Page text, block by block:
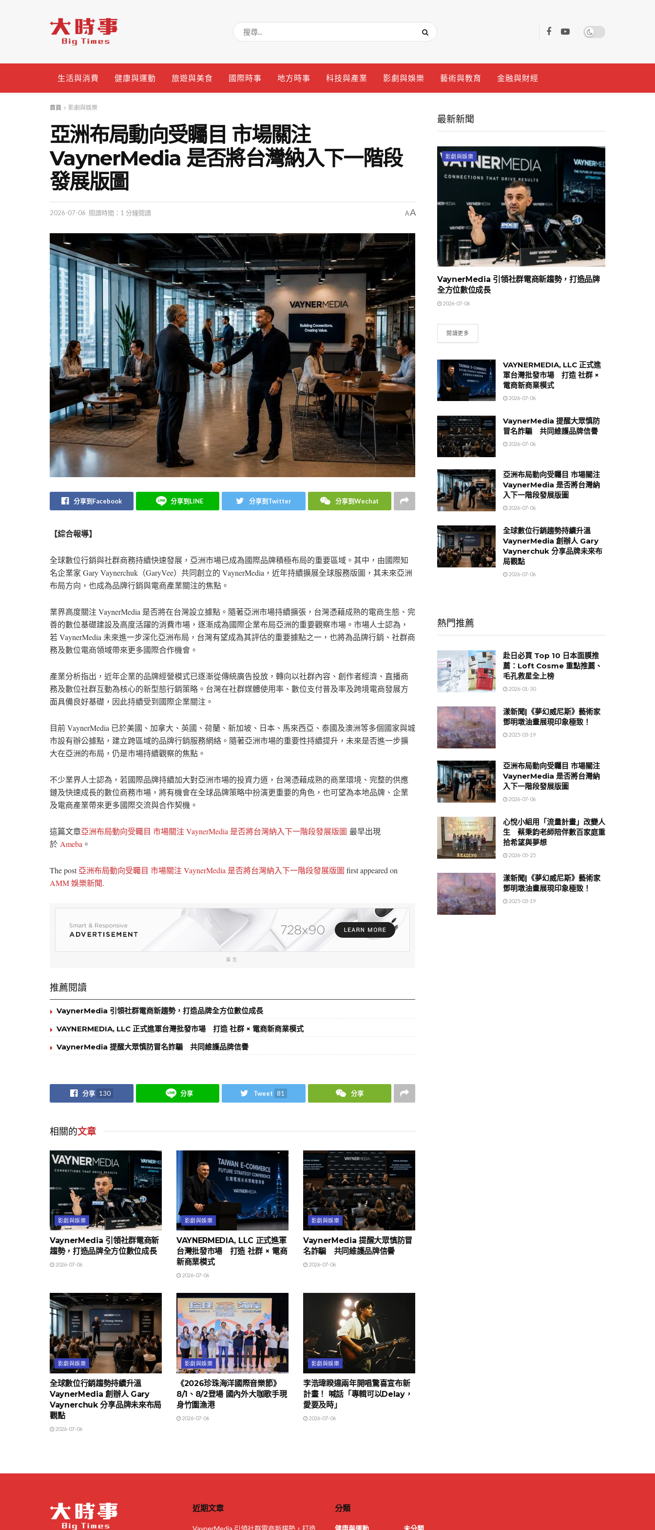
生活與消費 健康與運動 旅遊與美食 國際時事 地方時事 科技與產業 影劇與娛樂 藝術與教育 金融與財經
首頁 影劇與娛樂
亞洲布局動向受矚目 市場關注
VaynerMedia 是否將台灣納入下一階段
發展版圖
2026-07-06 閱讀時間：1 分鐘閱讀 AA
分享到Facebook 分享到LINE 分享到Twitter 分享到Wechat
【綜合報導】
全球數位行銷與社群商務持續快速發展，亞洲市場已成為國際品牌積極布局的重要區域。其中，由國際知
名企業家 Gary Vaynerchuk（GaryVee）共同創立的 VaynerMedia，近年持續擴展全球服務版圖，其未來亞洲
布局方向，也成為品牌行銷與電商產業關注的焦點。
業界高度關注 VaynerMedia 是否將在台灣設立據點。隨著亞洲市場持續擴張，台灣憑藉成熟的電商生態、完
善的數位基礎建設及高度活躍的消費市場，逐漸成為國際企業布局亞洲的重要觀察市場。市場人士認為，
若 VaynerMedia 未來進一步深化亞洲布局，台灣有望成為其評估的重要據點之一，也將為品牌行銷、社群商
務及數位電商領域帶來更多國際合作機會。
產業分析指出，近年企業的品牌經營模式已逐漸從傳統廣告投放，轉向以社群內容、創作者經濟、直播商
務及數位社群互動為核心的新型態行銷策略。台灣在社群媒體使用率、數位支付普及率及跨境電商發展方
面具備良好基礎，因此持續受到國際企業關注。
目前 VaynerMedia 已於美國、加拿大、英國、荷蘭、新加坡、日本、馬來西亞、泰國及澳洲等多個國家與城
市設有辦公據點，建立跨區域的品牌行銷服務網絡。隨著亞洲市場的重要性持續提升，未來是否進一步擴
大在亞洲的布局，仍是市場持續觀察的焦點。
不少業界人士認為，若國際品牌持續加大對亞洲市場的投資力道，台灣憑藉成熟的商業環境、完整的供應
鏈及快速成長的數位商務市場，將有機會在全球品牌策略中扮演更重要的角色，也可望為本地品牌、企業
及電商產業帶來更多國際交流與合作契機。
這篇文章亞洲布局動向受矚目 市場關注 VaynerMedia 是否將台灣納入下一階段發展版圖 最早出現
於 Ameba 。
The post亞洲布局動向受矚目 市場關注 VaynerMedia 是否將台灣納入下一階段發展版圖 first appeared on
AMM 娛樂新聞.
廣告
推薦閱讀
VaynerMedia 引領社群電商新趨勢，打造品牌全方位數位成長
VAYNERMEDIA, LLC 正式進軍台灣批發市場 打造 社群 × 電商新商業模式
VaynerMedia 提醒大眾慎防冒名詐騙 共同維護品牌信譽
分享 130 分享 Tweet 81 分享
相關的文章
影劇與娛樂
VaynerMedia 引領社群電商新
趨勢，打造品牌全方位數位成長
2026-07-06
影劇與娛樂
VAYNERMEDIA, LLC 正式進軍
台灣批發市場 打造 社群 × 電商
新商業模式
2026-07-06
影劇與娛樂
VaynerMedia 提醒大眾慎防冒
名詐騙 共同維護品牌信譽
2026-07-06
影劇與娛樂
全球數位行銷趨勢持續升溫
VaynerMedia 創辦人 Gary
Vaynerchuk 分享品牌未來布局
觀點
2026-07-06
影劇與娛樂
《2026珍珠海洋國際音樂節》
8/1、8/2登場 國內外大咖歌手現
身竹圍漁港
2026-07-06
影劇與娛樂
李浩瑋睽違兩年開唱驚喜宣布新
計畫！ 喊話「專輯可以Delay，
愛要及時」
2026-07-06
最新新聞
影劇與娛樂
VaynerMedia 引領社群電商新趨勢，打造品牌
全方位數位成長
2026-07-06
閱讀更多
VAYNERMEDIA, LLC 正式進
軍台灣批發市場 打造 社群 ×
電商新商業模式
2026-07-06
VaynerMedia 提醒大眾慎防
冒名詐騙 共同維護品牌信譽
2026-07-06
亞洲布局動向受矚目 市場關注
VaynerMedia 是否將台灣納
入下一階段發展版圖
2026-07-06
全球數位行銷趨勢持續升溫
VaynerMedia 創辦人 Gary
Vaynerchuk 分享品牌未來布
局觀點
2026-07-06
熱門推薦
赴日必買 Top 10 日本面膜推
薦：Loft Cosme 重點推薦、
毛孔救星全上榜
2026-01-30
漾新聞|《夢幻威尼斯》藝術家
鄧明墩油畫展現印象極致！
2025-03-19
亞洲布局動向受矚目 市場關注
VaynerMedia 是否將台灣納
入下一階段發展版圖
2026-07-06
心悅小組用「流量計畫」改變人
生 蔡秉鈞老師陪伴數百家庭重
拾希望與夢想
2026-05-25
漾新聞|《夢幻威尼斯》藝術家
鄧明墩油畫展現印象極致！
2025-03-19
近期文章
VaynerMedia 引領社群電商新趨勢，打造
分類
健康與運動 未分類